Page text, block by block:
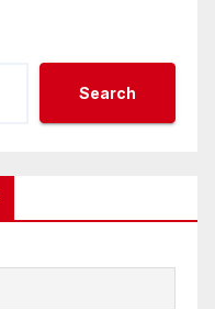
Search